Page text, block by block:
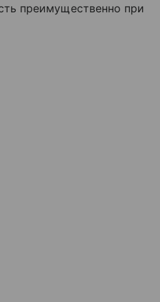
преимущественно при